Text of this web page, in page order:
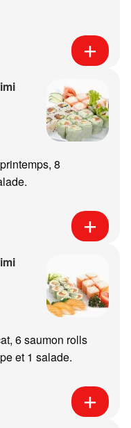
8
6 saumon rolls
et 1 salade.